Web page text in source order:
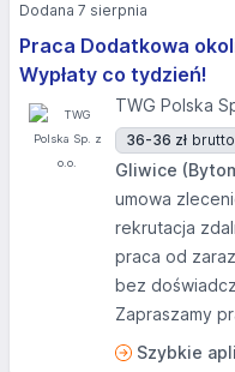
Praca Dodatkowa
Wypłaty co tydzień!
TWG Polska
36-36 zł
Gliwice
umowa
rekrutacja
praca od zaraz
bez
Zapraszamy
Szybkie
Dodana 7 sierpnia